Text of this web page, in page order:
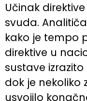
Učinak
svuda.
kako je tempo
direktive u
sustave
dok je nekoliko
usvojilo